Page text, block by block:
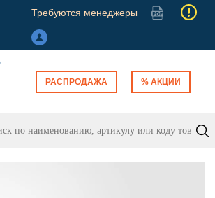
Требуются менеджеры
РАСПРОДАЖА % АКЦИИ